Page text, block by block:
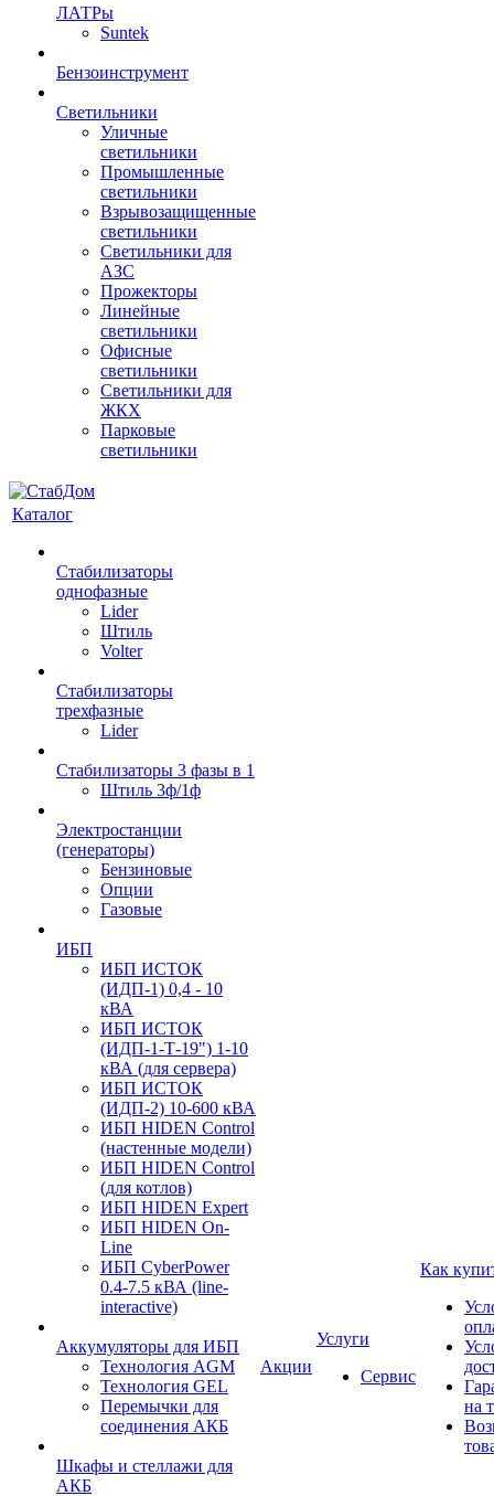
ЛАТРы
Suntek
Бензоинструмент
Светильники
Уличные
светильники
Промышленные
светильники
Взрывозащищенные
светильники
Светильники для
АЗС
Прожекторы
Линейные
светильники
Офисные
светильники
Светильники для
ЖКХ
Парковые
светильники
Каталог
Стабилизаторы
однофазные
Lider
Штиль
Volter
Стабилизаторы
трехфазные
Lider
Стабилизаторы 3 фазы в 1
Штиль 3ф/1ф
Электростанции
(генераторы)
Бензиновые
Опции
Газовые
ИБП
ИБП ИСТОК
(ИДП-1) 0,4 - 10
кВА
ИБП ИСТОК
(ИДП-1-Т-19") 1-10
кВА (для сервера)
ИБП ИСТОК
(ИДП-2) 10-600 кВА
ИБП HIDEN Control
(настенные модели)
ИБП HIDEN Control
(для котлов)
ИБП HIDEN Expert
ИБП HIDEN On-
Line
ИБП CyberPower
0.4-7.5 кВА (line-
interactive)
Аккумуляторы для ИБП
Технология AGM
Технология GEL
Перемычки для
соединения АКБ
Шкафы и стеллажи для
АКБ
Акции
Услуги
Сервис
Как
на